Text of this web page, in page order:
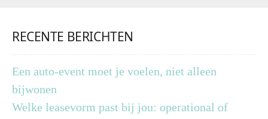
RECENTE BERICHTEN
Een auto-event moet je voelen, niet alleen
bijwonen
Welke leasevorm past bij jou: operational of